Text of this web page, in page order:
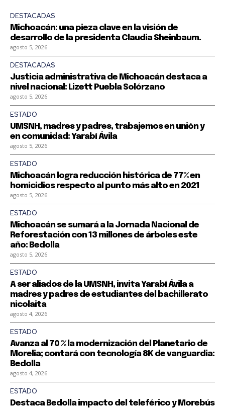
DESTACADAS
Michoacán: una pieza clave en la visión de
desarrollo de la presidenta Claudia Sheinbaum.
agosto 5, 2026
DESTACADAS
Justicia administrativa de Michoacán destaca a
nivel nacional: Lizett Puebla Solórzano
agosto 5, 2026
ESTADO
UMSNH, madres y padres, trabajemos en unión y
en comunidad: Yarabí Ávila
agosto 5, 2026
ESTADO
Michoacán logra reducción histórica de 77% en
homicidios respecto al punto más alto en 2021
agosto 5, 2026
ESTADO
Michoacán se sumará a la Jornada Nacional de
Reforestación con 13 millones de árboles este
año: Bedolla
agosto 5, 2026
ESTADO
A ser aliados de la UMSNH, invita Yarabí Ávila a
madres y padres de estudiantes del bachillerato
nicolaita
agosto 4, 2026
ESTADO
Avanza al 70 % la modernización del Planetario de
Morelia; contará con tecnología 8K de vanguardia:
Bedolla
agosto 4, 2026
ESTADO
Destaca Bedolla impacto del teleférico y Morebús